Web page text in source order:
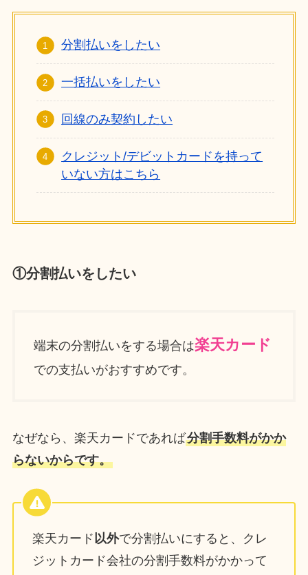
分割払いをしたい
一括払いをしたい
回線のみ契約したい
クレジット/デビットカードを持って
いない方はこちら
①分割払いをしたい
端末の分割払いをする場合は楽天カード
での支払いがおすすめです。
なぜなら、楽天カードであれば分割手数料がかか
らないからです。
楽天カード以外で分割払いにすると、クレ
ジットカード会社の分割手数料がかかって